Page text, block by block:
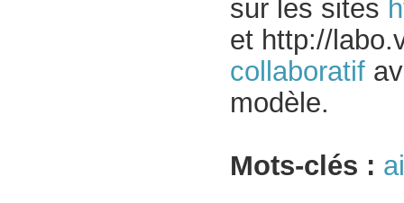
sur les sites
et http://
collaboratif
modèle.
Mots-clés :